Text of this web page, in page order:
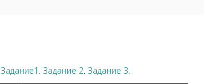
Задание1. Задание 2. Задание 3.